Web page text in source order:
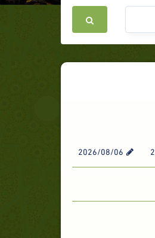
2026/08/06